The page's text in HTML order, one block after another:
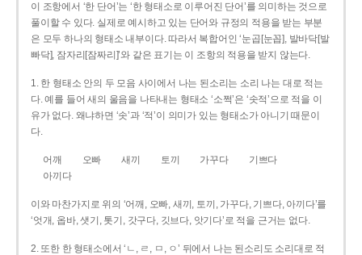
이 조항에서 ‘한 단어’는 ‘한 형태소로 이루어진 단어’를 의미하는 것으로
풀이할 수 있다. 실제로 예시하고 있는 단어와 규정의 적용을 받는 부분
은 모두 하나의 형태소 내부이다. 따라서 복합어인 ‘눈곱[눈꼽], 발바닥[발
빠닥], 잠자리[잠짜리]’와 같은 표기는 이 조항의 적용을 받지 않는다.
1. 한 형태소 안의 두 모음 사이에서 나는 된소리는 소리 나는 대로 적는
다. 예를 들어 새의 울음을 나타내는 형태소 ‘소쩍’은 ‘솟적’으로 적을 이
유가 없다. 왜냐하면 ‘솟’과 ‘적’이 의미가 있는 형태소가 아니기 때문이
다.
어깨 오빠 새끼 토끼 가꾸다
기쁘다
아끼다
이와 마찬가지로 위의 ‘어깨, 오빠, 새끼, 토끼, 가꾸다, 기쁘다, 아끼다’를
‘엇개, 옵바, 샛기, 톳기, 갓구다, 깃브다, 앗기다’로 적을 근거는 없다.
2. 또한 한 형태소에서 ‘ㄴ, ㄹ, ㅁ, ㅇ’ 뒤에서 나는 된소리도 소리대로 적